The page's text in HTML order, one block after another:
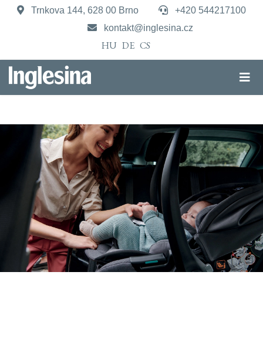
Trnkova 144, 628 00 Brno
+420 544217100
kontakt@inglesina.cz
HU DE CS